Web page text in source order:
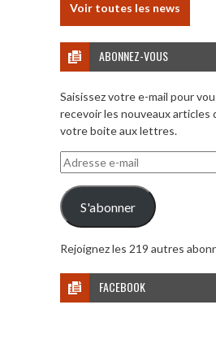
Voir toutes les news
ABONNEZ-VOUS
Saisissez votre e-mail pour
recevoir les nouveaux articles
votre boite aux lettres.
Adresse
e-
mail
S'abonner
Rejoignez les 219 autres
FACEBOOK